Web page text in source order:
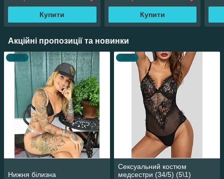
Купити Купити
Акційні пропозиції та новинки
–10%
Нижня білизна
–10%
Сексуальний костюм
медсестри (34/5) (5\1)